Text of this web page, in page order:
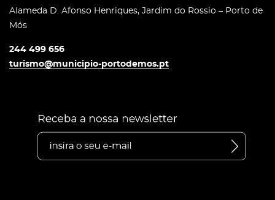
Alameda D. Afonso Henriques, Jardim do Rossio – Porto de
Mós
244 499 656
turismo@municipio-portodemos.pt